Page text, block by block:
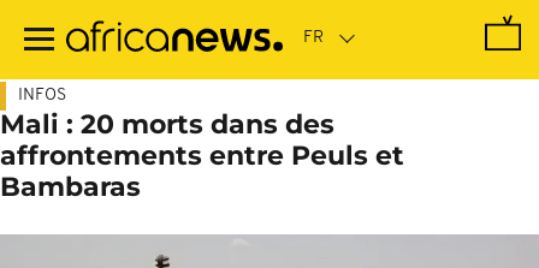
contenu
INFOS
Mali : 20 morts dans des
affrontements entre Peuls et
Bambaras